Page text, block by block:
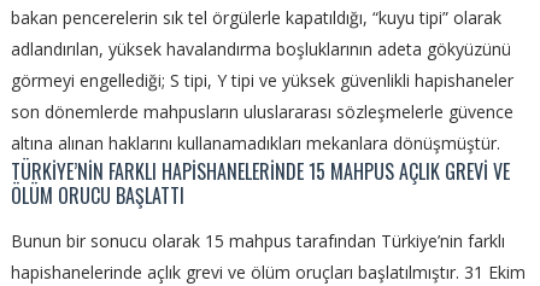
bakan pencerelerin sık tel örgülerle kapatıldığı, “kuyu tipi” olarak
adlandırılan, yüksek havalandırma boşluklarının adeta gökyüzünü
görmeyi engellediği; S tipi, Y tipi ve yüksek güvenlikli hapishaneler
son dönemlerde mahpusların uluslararası sözleşmelerle güvence
altına alınan haklarını kullanamadıkları mekanlara dönüşmüştür.
TÜRKİYE’NİN FARKLI HAPİSHANELERİNDE 15 MAHPUS AÇLIK GREVİ VE
ÖLÜM ORUCU BAŞLATTI
Bunun bir sonucu olarak 15 mahpus tarafından Türkiye’nin farklı
hapishanelerinde açlık grevi ve ölüm oruçları başlatılmıştır. 31 Ekim